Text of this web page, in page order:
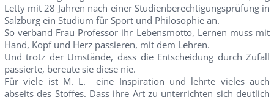
Letty mit 28 Jahren nach einer Studienberechtigungsprüfung in
Salzburg ein Studium für Sport und Philosophie an.
So verband Frau Professor ihr Lebensmotto, Lernen muss mit
Hand, Kopf und Herz passieren, mit dem Lehren.
Und trotz der Umstände, dass die Entscheidung durch Zufall
passierte, bereute sie diese nie.
Für viele ist M. L. eine Inspiration und lehrte vieles auch
abseits des Stoffes. Dass ihre Art zu unterrichten sich deutlich